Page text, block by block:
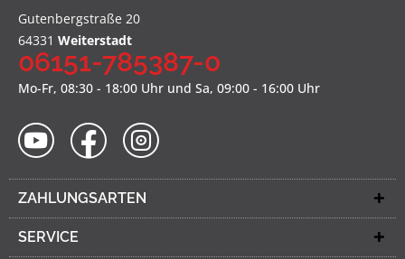
Gutenbergstraße 20
64331 Weiterstadt
06151-785387-0
Mo-Fr, 08:30 - 18:00 Uhr und Sa, 09:00 - 16:00 Uhr
ZAHLUNGSARTEN
SERVICE